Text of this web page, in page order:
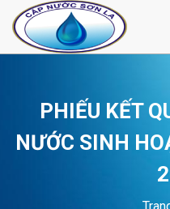
PHIẾU KẾT
NƯỚC SINH